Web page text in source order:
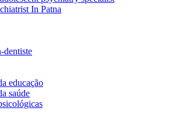
In Patna
dentiste
educação
saúde